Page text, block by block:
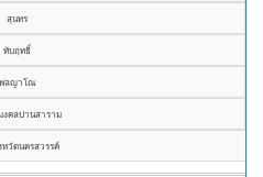
สุนทร
ทับฤทธิ์
พลญาโณ
งคลปานสาราม
วัดนครสวรรค์